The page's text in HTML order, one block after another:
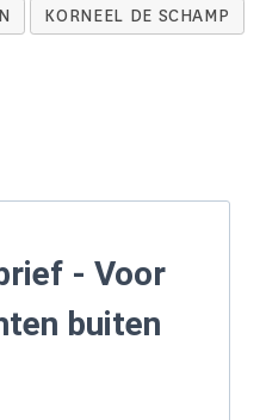
KORNEEL DE SCHAMP
- Voor
buiten